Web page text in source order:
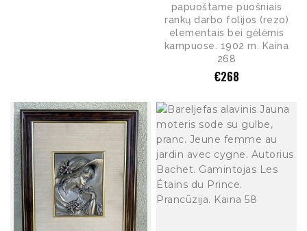
papuoštame puošniais
rankų darbo folijos (rezo)
elementais bei gėlėmis
kampuose. 1902 m. Kaina
268
€268